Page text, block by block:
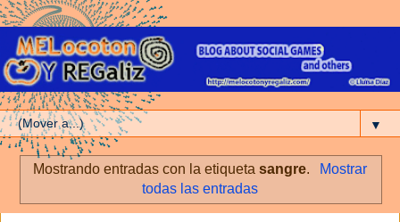
▼
Mostrando entradas con la etiquetasangre.
Mostrar
todas las entradas